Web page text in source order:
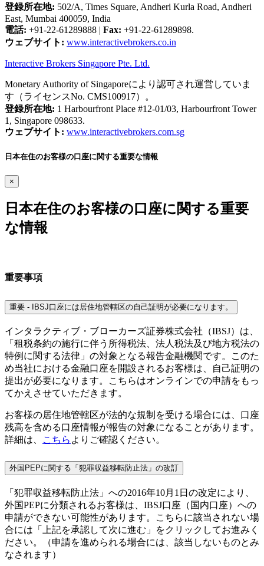
登録所在地: 502/A, Times Square, Andheri Kurla Road, Andheri
East, Mumbai 400059, India
電話: +91-22-61289888 | Fax: +91-22-61289898.
ウェブサイト: www.interactivebrokers.co.in
Interactive Brokers Singapore Pte. Ltd.
Monetary Authority of Singaporeにより認可され運営していま
す（ライセンスNo. CMS100917）。
登録所在地: 1 Harbourfront Place #12-01/03, Harbourfront Tower
1, Singapore 098633.
ウェブサイト: www.interactivebrokers.com.sg
日本在住のお客様の口座に関する重要な情報
×
日本在住のお客様の口座に関する重要
な情報
重要事項
重要 - IBSJ口座には居住地管轄区の自己証明が必要になります。
インタラクティブ・ブローカーズ証券株式会社（IBSJ）は、
「租税条約の施行に伴う所得税法、法人税法及び地方税法の
特例に関する法律」の対象となる報告金融機関です。このた
め当社における金融口座を開設されるお客様は、自己証明の
提出が必要になります。こちらはオンラインでの申請をもっ
てかえさせていただきます。
お客様の居住地管轄区が法的な規制を受ける場合には、口座
残高を含める口座情報が報告の対象になることがあります。
詳細は、
こちら よりご確認ください。
外国PEPに関する「犯罪収益移転防止法」の改訂
「犯罪収益移転防止法」への2016年10月1日の改定により、
外国PEPに分類されるお客様は、IBSJ口座（国内口座）への
申請ができない可能性があります。こちらに該当されない場
合には「上記を承認して次に進む」をクリックしてお進みく
ださい。（申請を進められる場合には、該当しないものとみ
なされます）